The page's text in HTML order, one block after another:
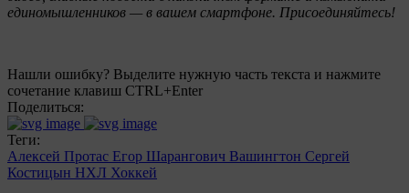
единомышленников — в вашем смартфоне. Присоединяйтесь!
Нашли ошибку? Выделите нужную часть текста и нажмите
сочетание клавиш CTRL+Enter
Поделиться:
Теги:
Алексей Протас Егор Шарангович Вашингтон Сергей
Костицын НХЛ Хоккей